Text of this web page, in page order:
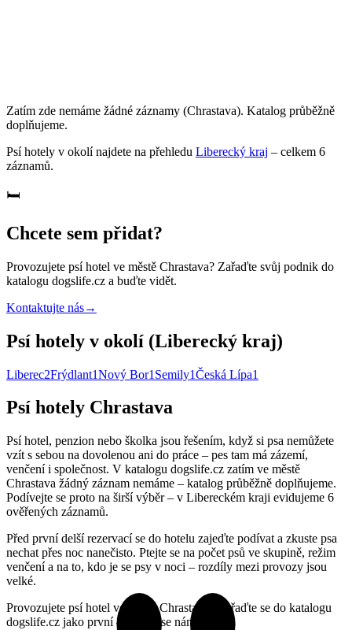
Zatím zde nemáme žádné záznamy (Chrastava). Katalog průběžně
doplňujeme.
Psí hotely v okolí najdete na přehledu Liberecký kraj – celkem 6
záznamů.
🛏️
Chcete sem přidat?
Provozujete psí hotel ve městě Chrastava? Zařaďte svůj podnik do
katalogu dogslife.cz a buďte vidět.
Kontaktujte nás→
Psí hotely v okolí (Liberecký kraj)
Liberec2Frýdlant1Nový Bor1 Semily1Česká Lípa1
Psí hotely Chrastava
Psí hotel, penzion nebo školka jsou řešením, když si psa nemůžete
vzít s sebou na dovolenou ani do práce – pes tam má zázemí,
venčení i společnost. V katalogu dogslife.cz zatím ve městě
Chrastava žádný záznam nemáme – katalog průběžně doplňujeme.
Podívejte se proto na širší výběr – v Libereckém kraji evidujeme 6
ověřených záznamů.
Před první delší rezervací se do hotelu zajeďte podívat a zkuste psa
nechat přes noc nanečisto. Ptejte se na počet psů ve skupině, režim
venčení a na to, kdo je se psy v noci – rozdíly mezi provozy jsou
velké.
Provozujete psí hotel ve městě Chrastava? Zařaďte se do katalogu
dogslife.cz jako první – ozvěte se nám.